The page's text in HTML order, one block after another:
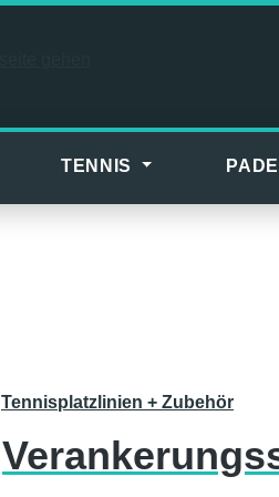
TENNIS
Tennisplatzlinien + Zubehör